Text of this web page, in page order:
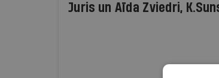
Juris un Aīda Zviedri,